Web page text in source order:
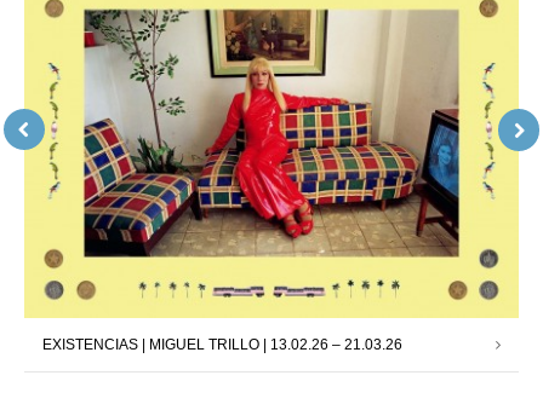
EXISTENCIAS | MIGUEL TRILLO | 13.02.26 – 21.03.26